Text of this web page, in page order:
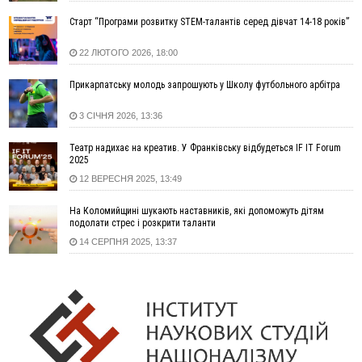
14:02
«Пілот з Лондона» видурив у жительки Коломийщини
майже 64 тисячі гривень
13:13
У четвер на Прикарпатті очікується сильна спека до 39°
13:00
На Снятинщині спіймали чоловіка, який зливав з цистерни
у полі невідому речовину
12:29
У МОЗ змінили підхід до госпіталізації та оновили правила
роботи стаціонарів
12:07
На межі Прикарпаття і Тернопільщини невідомі засипали
русло Золотої Липи та облаштували переправу
рекорди
11:17
Росія вдарила по Харкову "Бандероллю": є постраждалі,
пошкоджено цивільне підприємство
На Каскаді замість веж планують зробити сквер з
дитмайданчиком
09:31
На Верховинщині під час пожежі будинку травмувалась
жінка
Старт “Програми розвитку STEM-талантів серед дівчат 14-18 років”
22 ЛЮТОГО 2026, 18:00
Прикарпатську молодь запрошують у Школу футбольного арбітра
3 СІЧНЯ 2026, 13:36
Театр надихає на креатив. У Франківську відбудеться IF IT Forum
2025
12 ВЕРЕСНЯ 2025, 13:49
На Коломийщині шукають наставників, які допоможуть дітям
подолати стрес і розкрити таланти
14 СЕРПНЯ 2025, 13:37